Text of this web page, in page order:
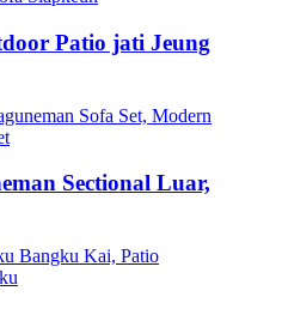
Patio jati Jeung
Sectional Luar,